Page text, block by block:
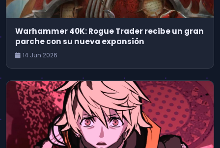
Warhammer 40K: Rogue Trader recibe un gran
parche con su nueva expansión
14 Jun 2026